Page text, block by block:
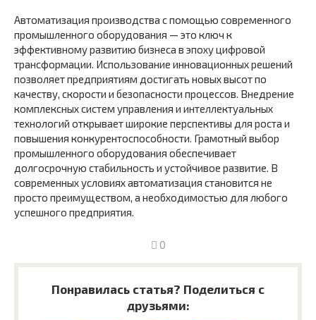
Автоматизация производства с помощью современного
промышленного оборудования — это ключ к
эффективному развитию бизнеса в эпоху цифровой
трансформации. Использование инновационных решений
позволяет предприятиям достигать новых высот по
качеству, скорости и безопасности процессов. Внедрение
комплексных систем управления и интеллектуальных
технологий открывает широкие перспективы для роста и
повышения конкурентоспособности. Грамотный выбор
промышленного оборудования обеспечивает
долгосрочную стабильность и устойчивое развитие. В
современных условиях автоматизация становится не
просто преимуществом, а необходимостью для любого
успешного предприятия.
0
Понравилась статья? Поделиться с
друзьями: